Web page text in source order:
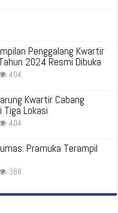
Penggalang Kwartir
2024 Resmi Dibuka
404
Kwartir Cabang
Tiga Lokasi
404
Pramuka Terampil
388